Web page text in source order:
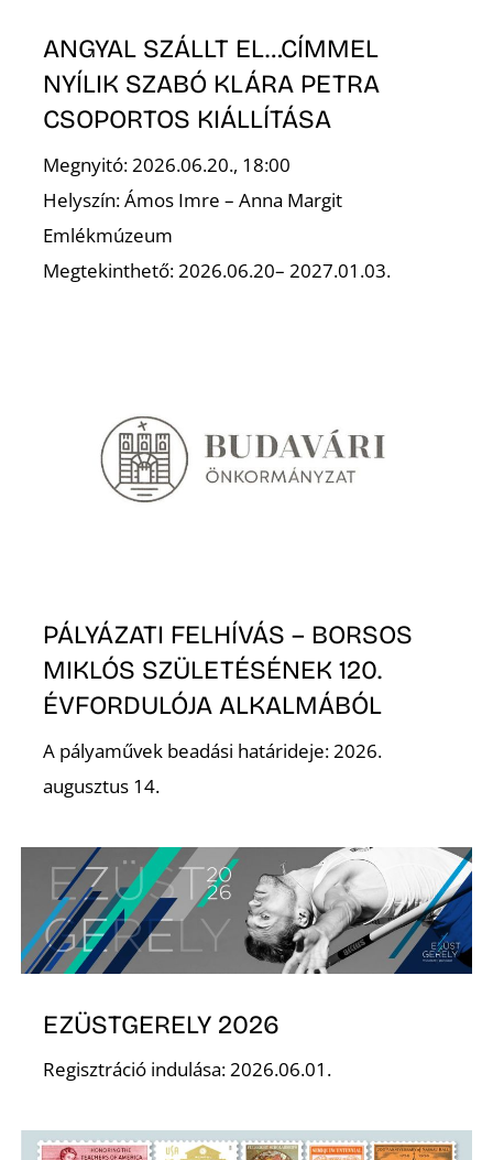
ANGYAL SZÁLLT EL…CÍMMEL
NYÍLIK SZABÓ KLÁRA PETRA
CSOPORTOS KIÁLLÍTÁSA
Megnyitó: 2026.06.20., 18:00
Helyszín: Ámos Imre – Anna Margit
Emlékmúzeum
Megtekinthető: 2026.06.20– 2027.01.03.
PÁLYÁZATI FELHÍVÁS – BORSOS
MIKLÓS SZÜLETÉSÉNEK 120.
ÉVFORDULÓJA ALKALMÁBÓL
A pályaművek beadási határideje: 2026.
augusztus 14.
EZÜSTGERELY 2026
Regisztráció indulása: 2026.06.01.